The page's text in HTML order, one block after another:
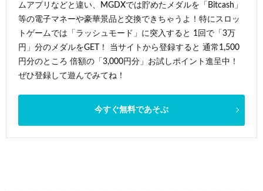
ムアプリなどと違い、MGDXでは貯めたメダルを「Bitcash」
等の電子マネーや豪華景品と交換できちゃうよ！特にスロッ
トゲームでは「ラッシュモード」に突入すると 1回で「3万
円」分のメダルをGET！ 当サイトから登録すると 通常1,500
円分のところ 倍額の「3,000円分」お試しポイント進呈中！
ぜひ登録して遊んでみてね！
今すぐ無料であそぶ